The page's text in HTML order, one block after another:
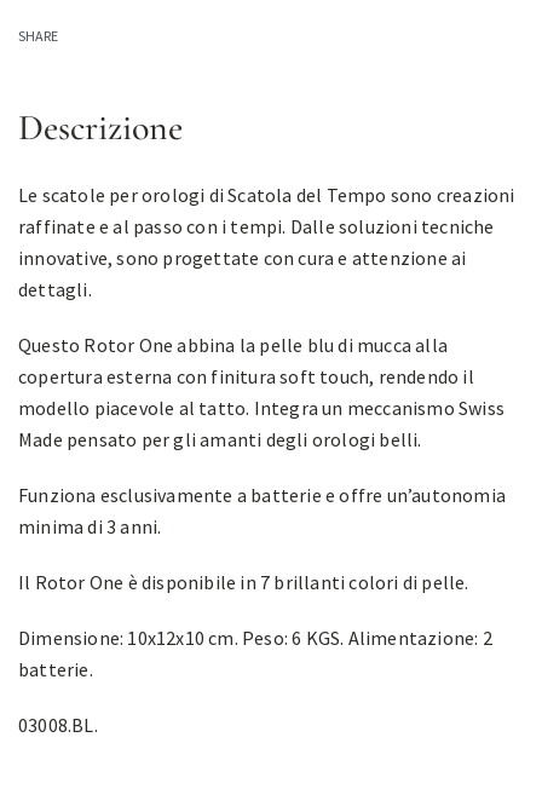
SHARE
Descrizione
Le scatole per orologi di Scatola del Tempo sono creazioni
raffinate e al passo con i tempi. Dalle soluzioni tecniche
innovative, sono progettate con cura e attenzione ai
dettagli.
Questo Rotor One abbina la pelle blu di mucca alla
copertura esterna con finitura soft touch, rendendo il
modello piacevole al tatto. Integra un meccanismo Swiss
Made pensato per gli amanti degli orologi belli.
Funziona esclusivamente a batterie e offre un’autonomia
minima di 3 anni.
Il Rotor One è disponibile in 7 brillanti colori di pelle.
Dimensione: 10x12x10 cm. Peso: 6 KGS. Alimentazione: 2
batterie.
03008.BL.